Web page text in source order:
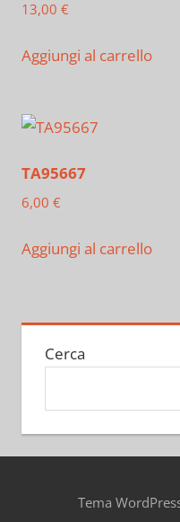
13,00 €
Aggiungi al carrello
TA95667
6,00 €
Aggiungi al carrello
Cerca
Tema